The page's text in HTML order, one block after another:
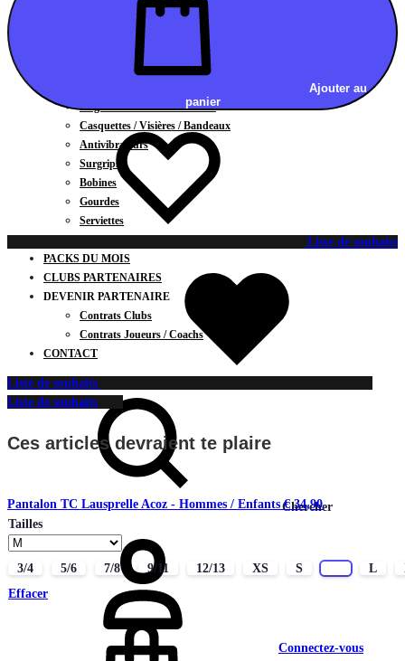
Leggings
CARTES CADEAUX
Poignets / Manchettes / Gants
Casquettes / Visières / Bandeaux
Antivibrateurs
Surgrips
Bobines
Gourdes
Serviettes
PACKS DU MOIS
CLUBS PARTENAIRES
DEVENIR PARTENAIRE
Contrats Clubs
Contrats Joueurs / Coachs
CONTACT
Chercher
Connectez-vous
Ajouter au
panier
Liste de souhaits
Liste de souhaits
Liste de souhaits
Ces articles devraient te plaire
Pantalon TC Lausprelle Acoz - Hommes / Enfants€34,90
Tailles
3/4 5/6 7/8 9/11 12/13 XS S L
Effacer